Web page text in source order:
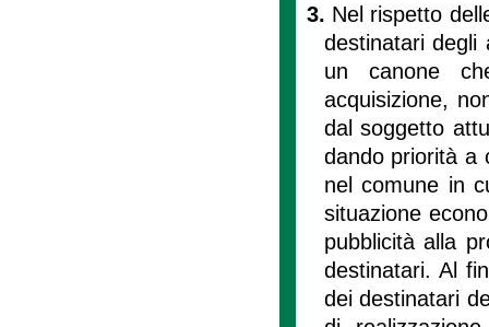
3. Nel rispetto
destinatari degli
un canone
acquisizione,
dal soggetto
dando priorità a
nel comune in
situazione
pubblicità alla
destinatari. Al
dei destinatari